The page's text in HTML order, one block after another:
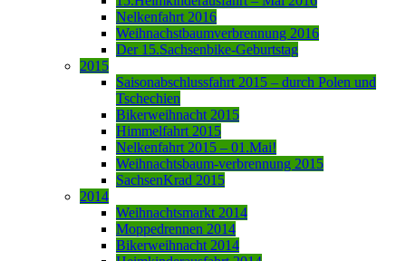
Nelkenfahrt 2016
Weihnachstbaumverbrennung 2016
Der 15.Sachsenbike-Geburtstag
2015
Saisonabschlussfahrt 2015 – durch Polen und
Tschechien
Bikerweihnacht 2015
Himmelfahrt 2015
Nelkenfahrt 2015 – 01.Mai!
Weihnachtsbaum-verbrennung 2015
SachsenKrad 2015
2014
Weihnachtsmarkt 2014
Moppedrennen 2014
Bikerweihnacht 2014